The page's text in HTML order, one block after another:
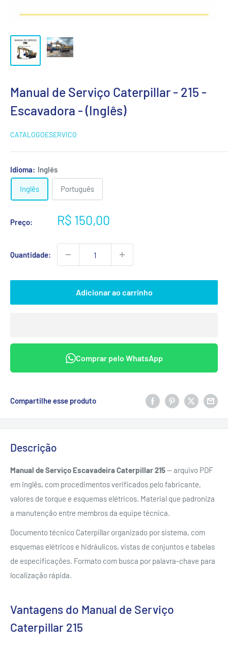
Manual de Serviço Caterpillar - 215 -
Escavadora - (Inglês)
CATALOGOESERVICO
Idioma: Inglês
Inglês Português
Preço:
Preço
R$ 150,00
Quantidade:
Adicionar ao carrinho
Comprar pelo WhatsApp
Compartilhe esse produto
Descrição
Manual de Serviço Escavadeira Caterpillar 215— arquivo PDF
em Inglês, com procedimentos verificados pelo fabricante,
valores de torque e esquemas elétricos. Material que padroniza
a manutenção entre membros da equipe técnica.
Documento técnico Caterpillar organizado por sistema, com
esquemas elétricos e hidráulicos, vistas de conjuntos e tabelas
de especificações. Formato com busca por palavra-chave para
localização rápida.
Vantagens do Manual de Serviço
Caterpillar 215